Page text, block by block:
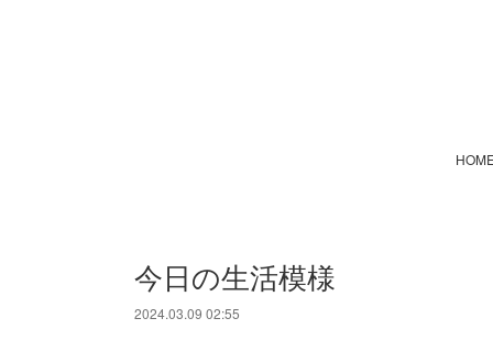
今日の生活模様
2024.03.09 02:55